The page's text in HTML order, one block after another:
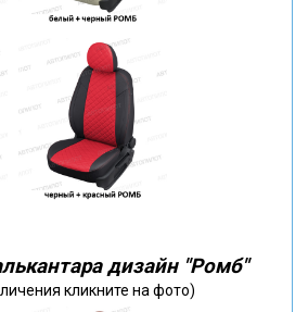
дизайн "Ромб"
кликните на фото)